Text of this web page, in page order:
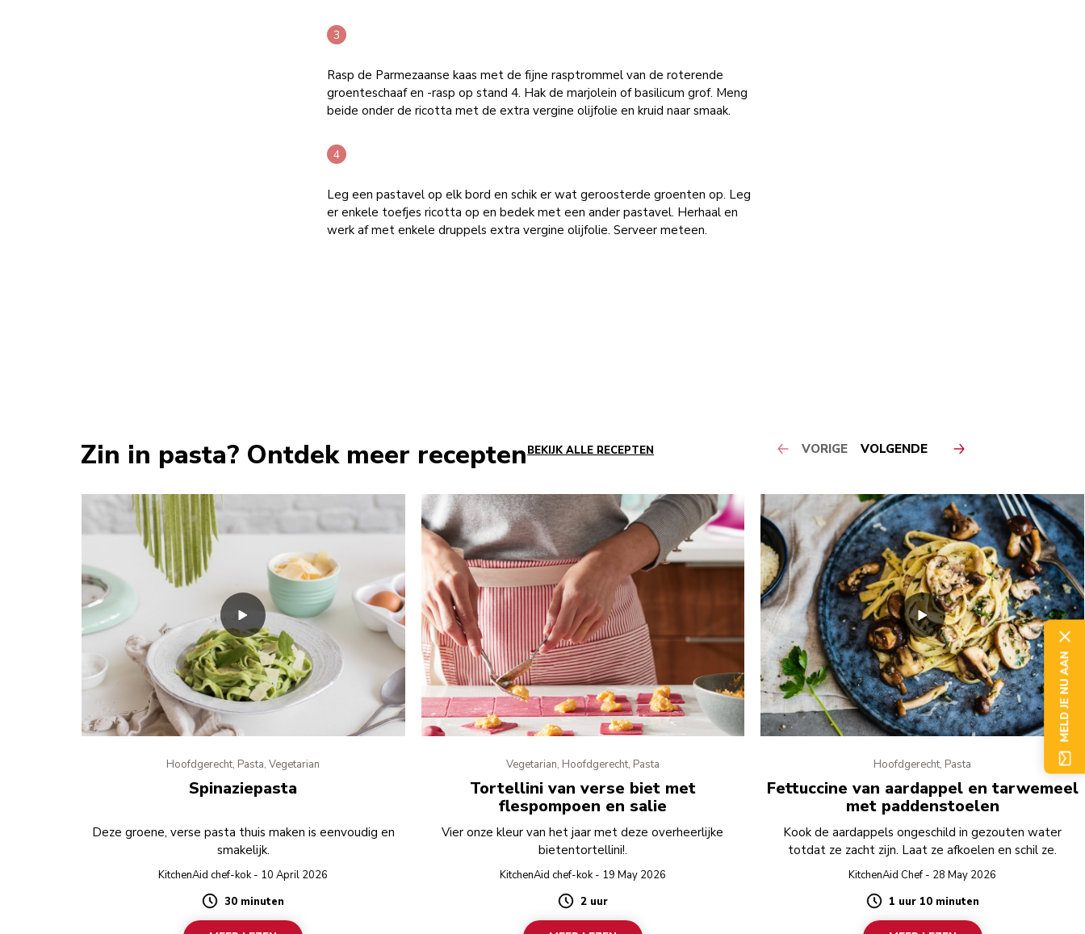
Rasp de Parmezaanse kaas met de fijne rasptrommel van de roterende
groenteschaaf en -rasp op stand 4. Hak de marjolein of basilicum grof. Meng
beide onder de ricotta met de extra vergine olijfolie en kruid naar smaak.
Leg een pastavel op elk bord en schik er wat geroosterde groenten op. Leg
er enkele toefjes ricotta op en bedek met een ander pastavel. Herhaal en
werk af met enkele druppels extra vergine olijfolie. Serveer meteen.
Zin in pasta? Ontdek meer receptenBEKIJK ALLE RECEPTEN VORIGE VOLGENDE
Hoofdgerecht, Pasta, Vegetarian
Spinaziepasta
Deze groene, verse pasta thuis maken is eenvoudig en
smakelijk.
KitchenAid chef-kok - 10 April 2026
Duration
30 minuten
Vegetarian, Hoofdgerecht, Pasta
Tortellini van verse biet met
flespompoen en salie
Vier onze kleur van het jaar met deze overheerlijke
bietentortellini!.
KitchenAid chef-kok - 19 May 2026
Duration
2 uur
Hoofdgerecht, Pasta
Fettuccine van aardappel en tarwemeel
met paddenstoelen
Kook de aardappels ongeschild in gezouten water
totdat ze zacht zijn. Laat ze afkoelen en schil ze.
KitchenAid Chef - 28 May 2026
Duration1 uur 10 minuten
MELD JE NU AAN